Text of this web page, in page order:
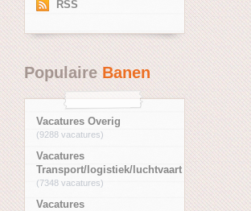
RSS
PopulaireBanen
Vacatures Overig
(9288 vacatures)
Vacatures
Transport/logistiek/luchtvaart
(7348 vacatures)
Vacatures